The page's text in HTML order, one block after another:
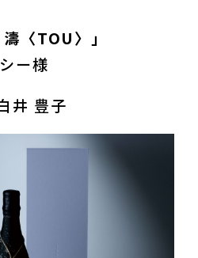
濤〈TOU〉」
ー様
井 豊子